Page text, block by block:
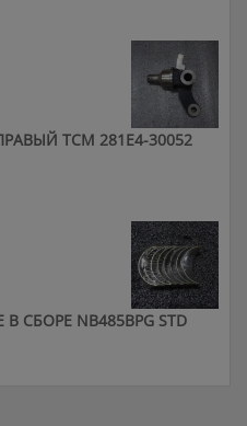
ТСМ 281E4-30052
NB485BPG STD